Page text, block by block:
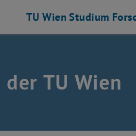
TU Wien Studium
TU Wien